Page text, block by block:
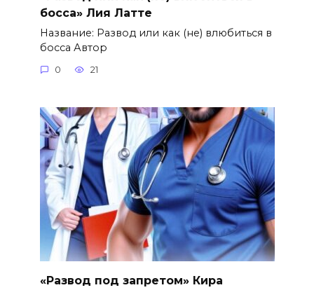
босса» Лия Латте
Название: Развод или как (не) влюбиться в
босса Автор
0 21
«Развод под запретом» Кира